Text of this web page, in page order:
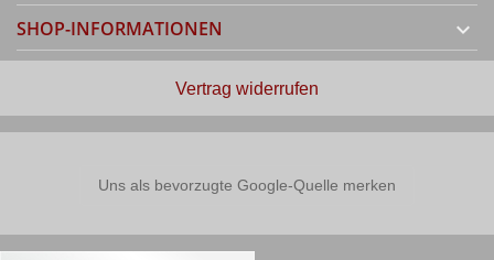
SHOP-INFORMATIONEN 
Vertrag widerrufen
Uns als bevorzugte Google-Quelle merken